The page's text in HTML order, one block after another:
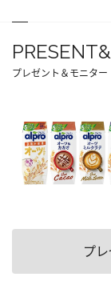
プレゼント＆モニター
プ